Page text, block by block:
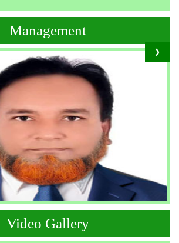
❯
Management
Video Gallery